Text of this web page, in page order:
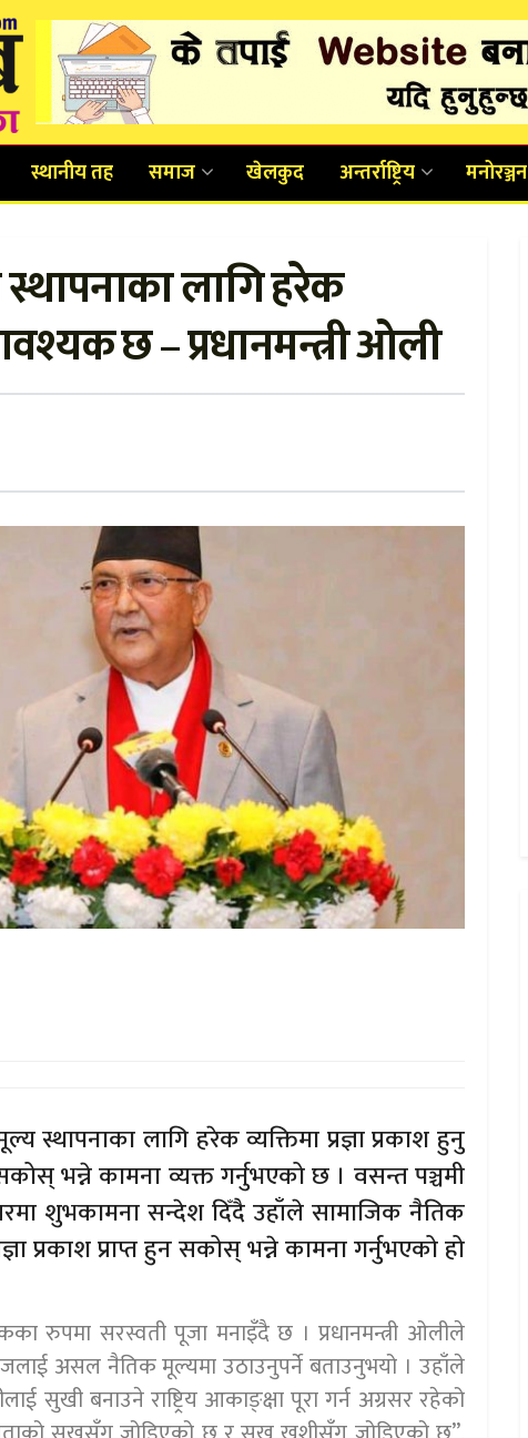
स्थानीय तह समाज खेलकुद अन्तर्राष्ट्रिय मनोरञ्जन
लागि हरेक
छ – प्रधानमन्त्री ओली
स्थापनाका लागि हरेक व्यक्तिमा प्रज्ञा प्रकाश हुनु
भन्ने कामना व्यक्त गर्नुभएको छ । वसन्त पञ्चमी
शुभकामना सन्देश दिँदै उहाँले सामाजिक नैतिक
प्रकाश प्राप्त हुन सकोस् भन्ने कामना गर्नुभएको हो
रुपमा सरस्वती पूजा मनाइँदै छ । प्रधानमन्त्री ओलीले
असल नैतिक मूल्यमा उठाउनुपर्ने बताउनुभयो । उहाँले
सुखी बनाउने राष्ट्रिय आकाङ्क्षा पूरा गर्न अग्रसर रहेको